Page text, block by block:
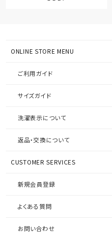
ONLINE STORE MENU
ご利用ガイド
サイズガイド
洗濯表示について
返品・交換について
CUSTOMER SERVICES
新規会員登録
よくある質問
お問い合わせ